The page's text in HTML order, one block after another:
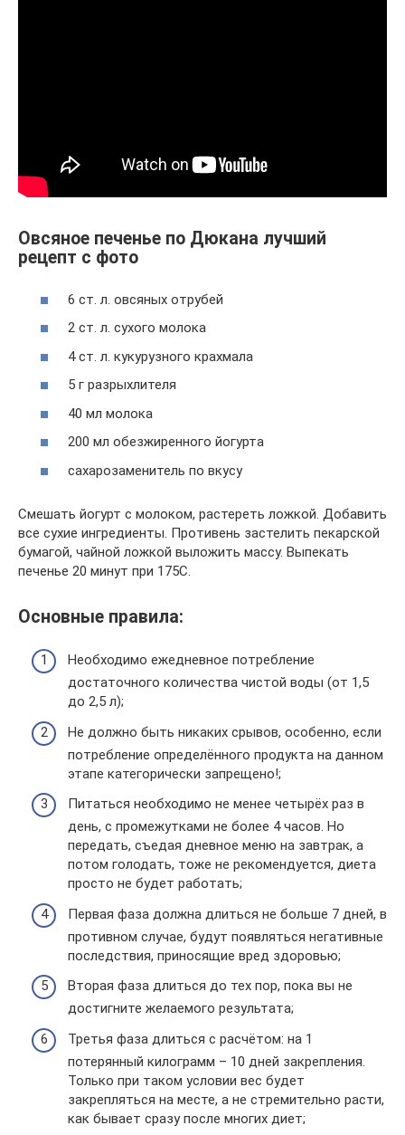
Овсяное печенье по Дюкана лучший
рецепт с фото
6 ст. л. овсяных отрубей
2 ст. л. сухого молока
4 ст. л. кукурузного крахмала
5 г разрыхлителя
40 мл молока
200 мл обезжиренного йогурта
сахарозаменитель по вкусу
Смешать йогурт с молоком, растереть ложкой. Добавить
все сухие ингредиенты. Противень застелить пекарской
бумагой, чайной ложкой выложить массу. Выпекать
печенье 20 минут при 175С.
Основные правила:
Необходимо ежедневное потребление
достаточного количества чистой воды (от 1,5
до 2,5 л);
Не должно быть никаких срывов, особенно, если
потребление определённого продукта на данном
этапе категорически запрещено!;
Питаться необходимо не менее четырёх раз в
день, с промежутками не более 4 часов. Но
передать, съедая дневное меню на завтрак, а
потом голодать, тоже не рекомендуется, диета
просто не будет работать;
Первая фаза должна длиться не больше 7 дней, в
противном случае, будут появляться негативные
последствия, приносящие вред здоровью;
Вторая фаза длиться до тех пор, пока вы не
достигните желаемого результата;
Третья фаза длиться с расчётом: на 1
потерянный килограмм – 10 дней закрепления.
Только при таком условии вес будет
закрепляться на месте, а не стремительно расти,
как бывает сразу после многих диет;